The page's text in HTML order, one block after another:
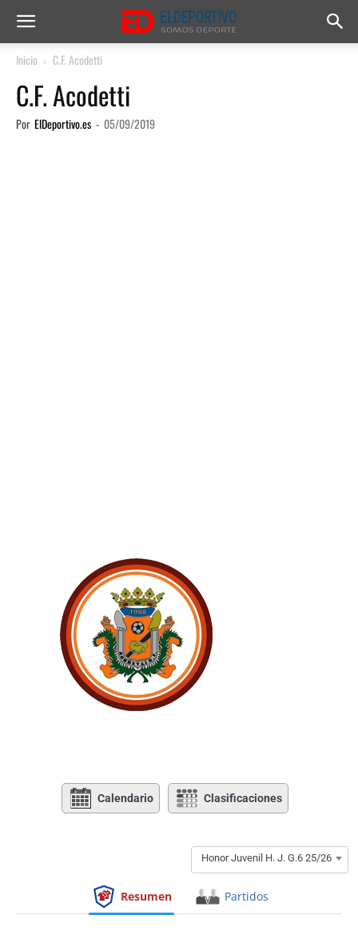
Inicio C.F. Acodetti
C.F. Acodetti
Por ElDeportivo.es - 05/09/2019
Calendario Clasificaciones
Honor Juvenil H. J. G.6 25/26
Resumen Partidos